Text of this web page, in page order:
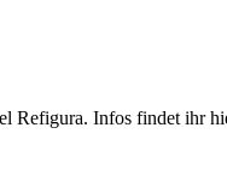
Refigura. Infos findet ihr